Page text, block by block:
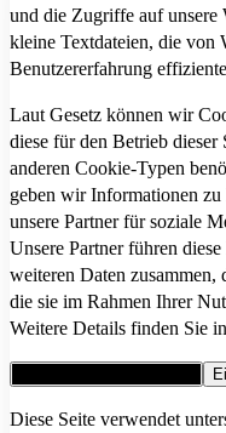
und die Zugriffe auf unsere
kleine Textdateien, die von
Benutzererfahrung
Laut Gesetz können wir
diese für den Betrieb
anderen Cookie-Typen
geben wir Informationen zu
unsere Partner für soziale
Unsere Partner führen
weiteren Daten zusammen,
die sie im Rahmen Ihrer
Weitere Details finden Sie
Diese Seite verwendet